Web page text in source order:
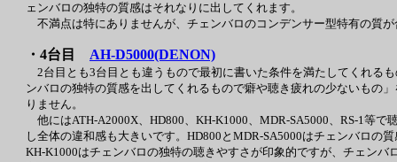
ェンバロの独特の質感はそれなりに出してくれます。
不満点は特にありませんが、チェンバロのコンデンサー型特有の質
・4台目 AH-D5000(DENON)
2台目とも3台目とも違うもので最初に書いた条件を満たしてくれる
ンバロの独特の質感を出してくれるもので癖や聴き疲れの少ないもの
りません。
他にはATH-A2000X、HD800、KH-K1000、MDR-SA5000、RS-1等
し全体の違和感も大きいです。HD800とMDR-SA5000はチェンバロの
KH-K1000はチェンバロの独特の聴きやすさが印象的ですが、チェン